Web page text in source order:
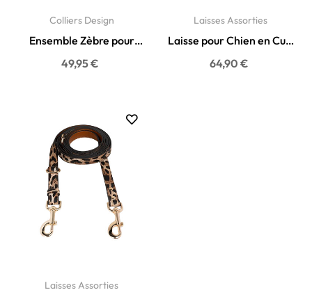
Colliers Design
Ensemble Zèbre pour
Chien - Collier, Laisse,...
49,95 €
Laisses Assorties
Laisse pour Chien en Cuir
Véritable Noir -...
64,90 €
Laisses Assorties